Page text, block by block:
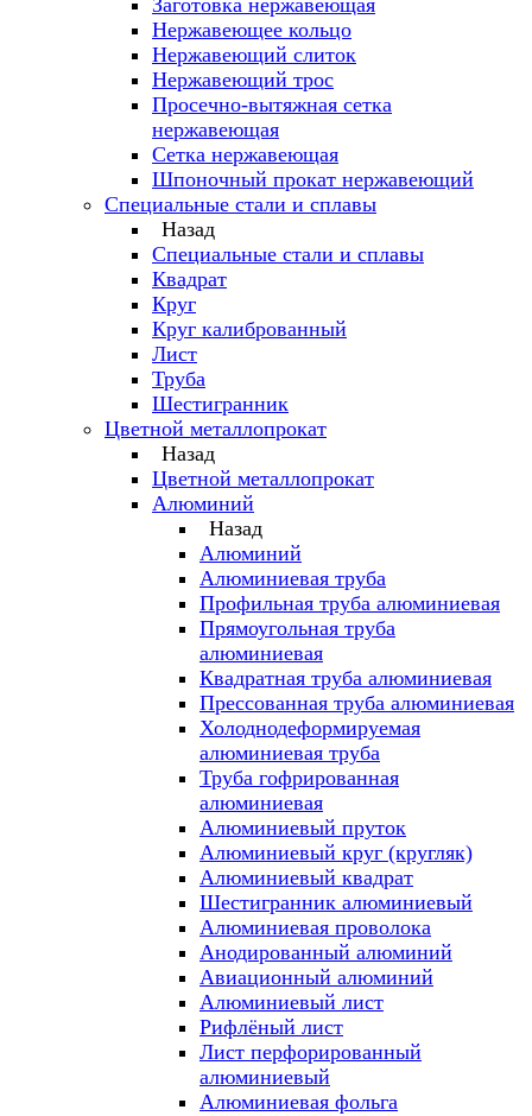
Заготовка нержавеющая
Нержавеющее кольцо
Нержавеющий слиток
Нержавеющий трос
Просечно-вытяжная сетка
нержавеющая
Сетка нержавеющая
Шпоночный прокат нержавеющий
Специальные стали и сплавы
Назад
Специальные стали и сплавы
Квадрат
Круг
Круг калиброванный
Лист
Труба
Шестигранник
Цветной металлопрокат
Назад
Цветной металлопрокат
Алюминий
Назад
Алюминий
Алюминиевая труба
Профильная труба алюминиевая
Прямоугольная труба
алюминиевая
Квадратная труба алюминиевая
Прессованная труба алюминиевая
Холоднодеформируемая
алюминиевая труба
Труба гофрированная
алюминиевая
Алюминиевый пруток
Алюминиевый круг (кругляк)
Алюминиевый квадрат
Шестигранник алюминиевый
Алюминиевая проволока
Анодированный алюминий
Авиационный алюминий
Алюминиевый лист
Рифлёный лист
Лист перфорированный
алюминиевый
Алюминиевая фольга